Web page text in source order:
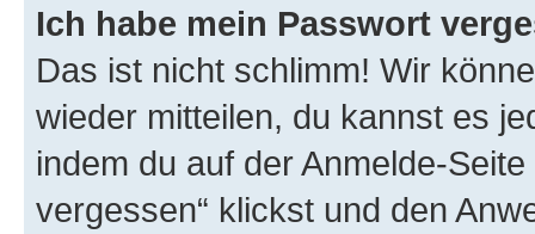
Ich habe mein Passwort
Das ist nicht schlimm! Wir
wieder mitteilen, du kannst es
indem du auf der Anmelde-
vergessen“ klickst und den